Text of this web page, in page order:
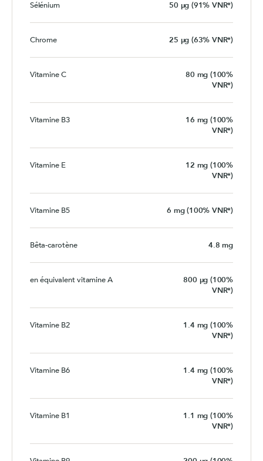
Sélénium 50 µg (91% VNR*)
Chrome 25 µg (63% VNR*)
Vitamine C
80 mg (100%
VNR*)
Vitamine B3
16 mg (100%
VNR*)
Vitamine E
12 mg (100%
VNR*)
Vitamine B5 6 mg (100% VNR*)
Bêta-carotène 4.8 mg
en équivalent vitamine A
800 µg (100%
VNR*)
Vitamine B2
1.4 mg (100%
VNR*)
Vitamine B6
1.4 mg (100%
VNR*)
Vitamine B1
1.1 mg (100%
VNR*)